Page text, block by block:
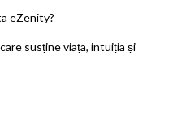
eZenity?
susține viața, intuiția și